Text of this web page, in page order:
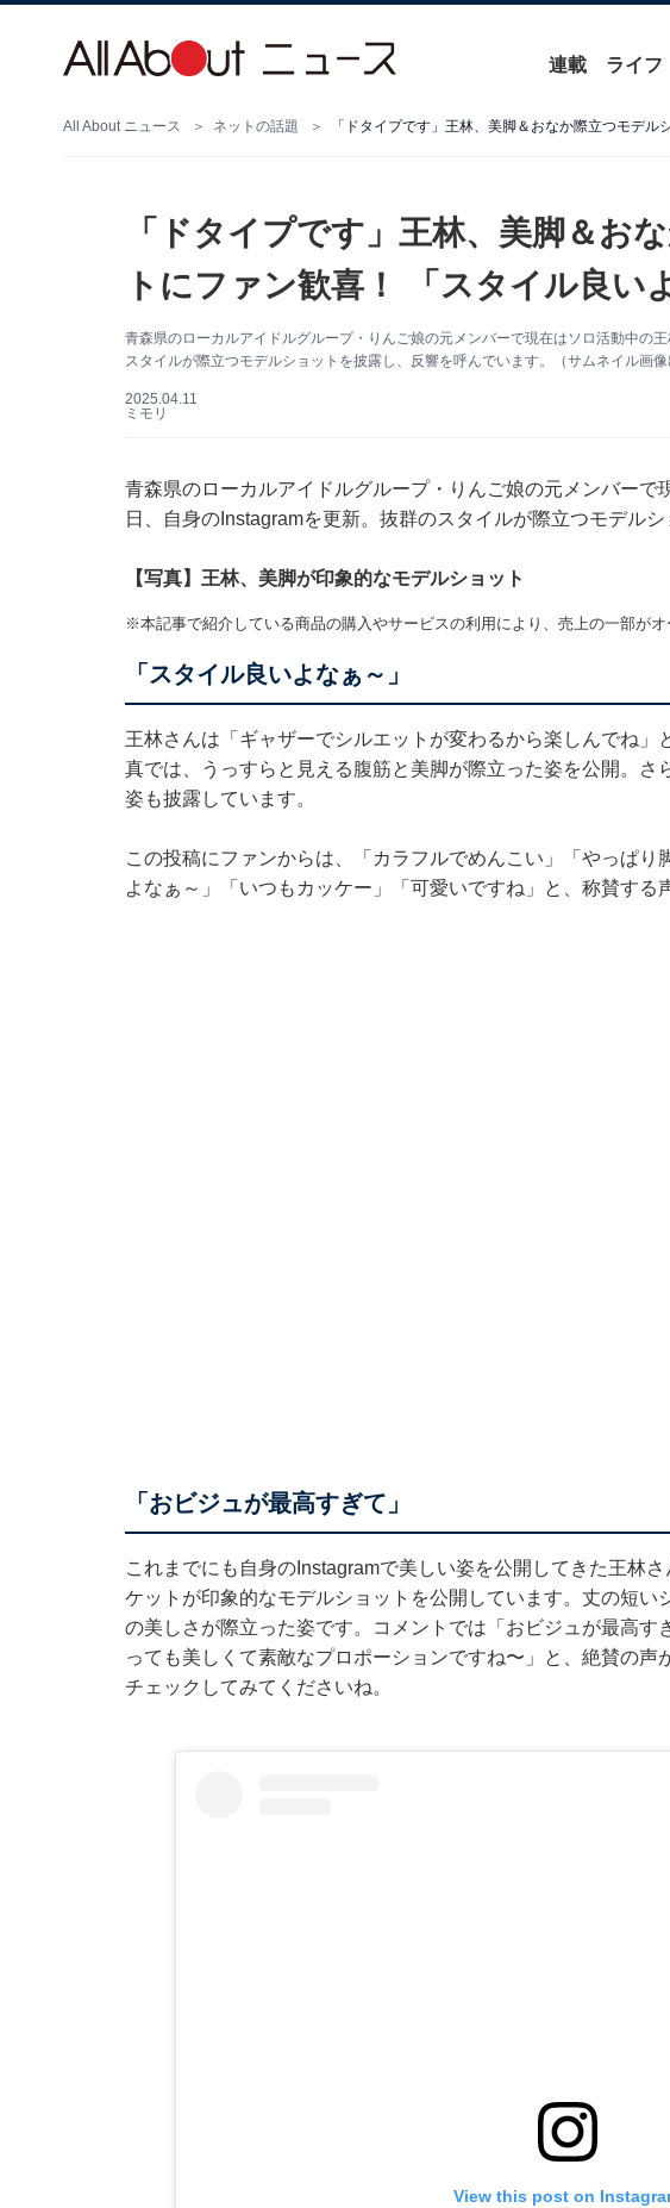
連載 ライフ
All About ニュース ネットの話題 「ドタイプです」王林、美脚＆おなか際立つモデル
「ドタイプです」王林、美脚＆お
トにファン歓喜！ 「スタイル良い
青森県のローカルアイドルグループ・りんご娘の元メンバーで現在はソロ活動中の
スタイルが際立つモデルショットを披露し、反響を呼んでいます。（サムネイル画
2025.04.11
ミモリ
青森県のローカルアイドルグループ・りんご娘の元メンバーで
日、自身のInstagramを更新。抜群のスタイルが際立つモデルシ
【写真】王林、美脚が印象的なモデルショット
※本記事で紹介している商品の購入やサービスの利用により、売上の一部がオ
「スタイル良いよなぁ～」
王林さんは「ギャザーでシルエットが変わるから楽しんでね」
真では、うっすらと見える腹筋と美脚が際立った姿を公開。さ
姿も披露しています。
この投稿にファンからは、「カラフルでめんこい」「やっぱり
よなぁ～」「いつもカッケー」「可愛いですね」と、称賛する
「おビジュが最高すぎて」
これまでにも自身のInstagramで美しい姿を公開してきた王林
ケットが印象的なモデルショットを公開しています。丈の短い
の美しさが際立った姿です。コメントでは「おビジュが最高す
っても美しくて素敵なプロポーションですね〜」と、絶賛の声
チェックしてみてくださいね。
View this post on